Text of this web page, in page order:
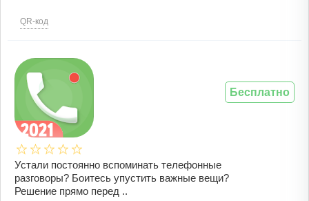
QR-код
Устали постоянно вспоминать телефонные
разговоры? Боитесь упустить важные вещи?
Решение прямо перед ..
Бесплатно